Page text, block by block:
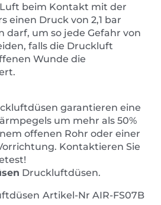
beim Kontakt mit der
einen Druck von 2,1 bar
darf, um so jede Gefahr von
falls die Druckluft
Wunde die
garantieren eine
um mehr als 50%
offenen Rohr oder einer
Kontaktieren Sie
Druckluftdüsen.
Artikel-Nr AIR-FS07B